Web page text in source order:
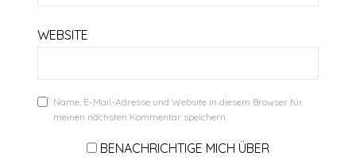
WEBSITE
Name, E-Mail-Adresse und Website in diesem Browser für
meinen nächsten Kommentar speichern.
BENACHRICHTIGE MICH ÜBER